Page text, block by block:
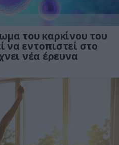
του καρκίνου του
να εντοπιστεί στο
νέα έρευνα